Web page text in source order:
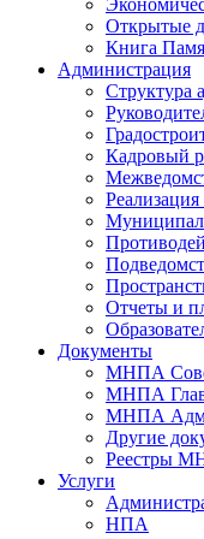
Открытые
Книга
Администрация
Структура
Кадровый
Отчеты и
Документы
МНПА
МНПА
МНПА
Другие
Реестры
Услуги
НПА